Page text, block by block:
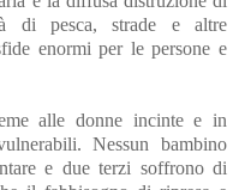
di pesca, strade e altre
enormi per le persone e
alle donne incinte e in
Nessun bambino
e due terzi soffrono di